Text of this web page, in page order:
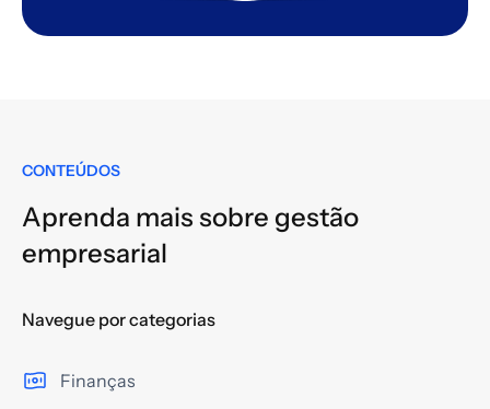
CONTEÚDOS
Aprenda mais sobre gestão
empresarial
Navegue por categorias
Finanças